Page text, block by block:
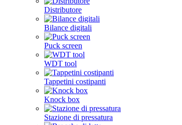
Distributore
Bilance digitali
Puck screen
WDT tool
Tappetini costipanti
Knock box
Stazione di pressatura